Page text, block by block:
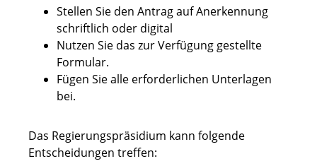
Stellen Sie den Antrag auf Anerkennung
schriftlich oder digital
Nutzen Sie das zur Verfügung gestellte
Formular.
Fügen Sie alle erforderlichen Unterlagen
bei.
Das Regierungspräsidium kann folgende
Entscheidungen treffen: